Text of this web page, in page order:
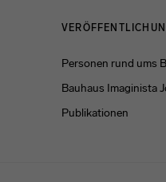
Personen rund ums
Bauhaus Imaginista
Publikationen